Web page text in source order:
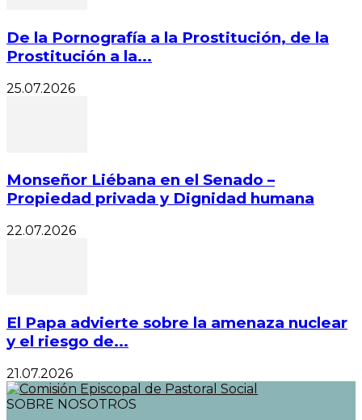
De la Pornografía a la Prostitución, de la
Prostitución a la...
25.07.2026
Monseñor Liébana en el Senado –
Propiedad privada y Dignidad humana
22.07.2026
El Papa advierte sobre la amenaza nuclear
y el riesgo de...
21.07.2026
SOBRE NOSOTROS